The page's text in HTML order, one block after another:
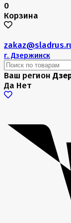
0
Корзина
г. Дзержинск
Ваш регион
Да Нет